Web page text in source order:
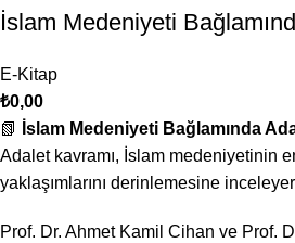
İslam Medeniyeti
E-Kitap
₺0,00
📗
İslam Medeniyeti Bağlamında
Adalet kavramı, İslam medeniyetinin
yaklaşımlarını derinlemesine
Prof. Dr. Ahmet Kamil Cihan ve Prof.